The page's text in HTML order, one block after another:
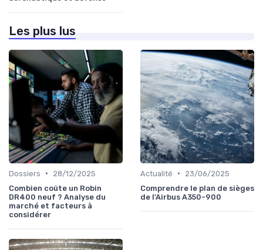
Les plus lus
Dossiers •
28/12/2025
Combien coûte un Robin
DR400 neuf ? Analyse du
marché et facteurs à
considérer
Actualité •
23/06/2025
Comprendre le plan de sièges
de l'Airbus A350-900